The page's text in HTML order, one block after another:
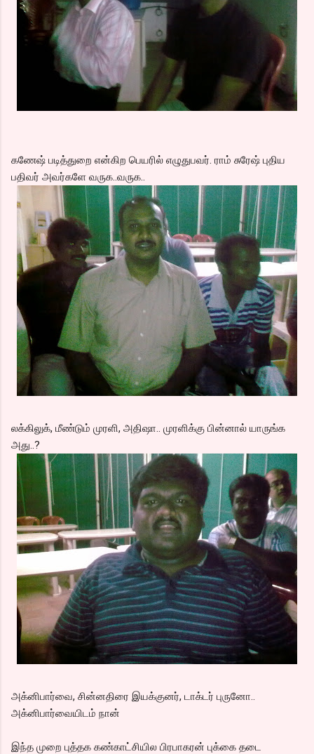
கணேஷ் படித்துறை என்கிற பெயரில் எழுதுபவர். ராம் சுரேஷ் புதிய
பதிவர் அவர்களே வருக..வருக..
லக்கிலுக், மீண்டும் முரளி, அதிஷா.. முரளிக்கு பின்னால் யாருங்க
அது..?
அக்னிபார்வை, சின்னதிரை இயக்குனர், டாக்டர் புருனோ..
அக்னிபார்வையிடம் நான்
இந்த முறை புத்தக கண்காட்சியில பிரபாகரன் புக்கை தடை